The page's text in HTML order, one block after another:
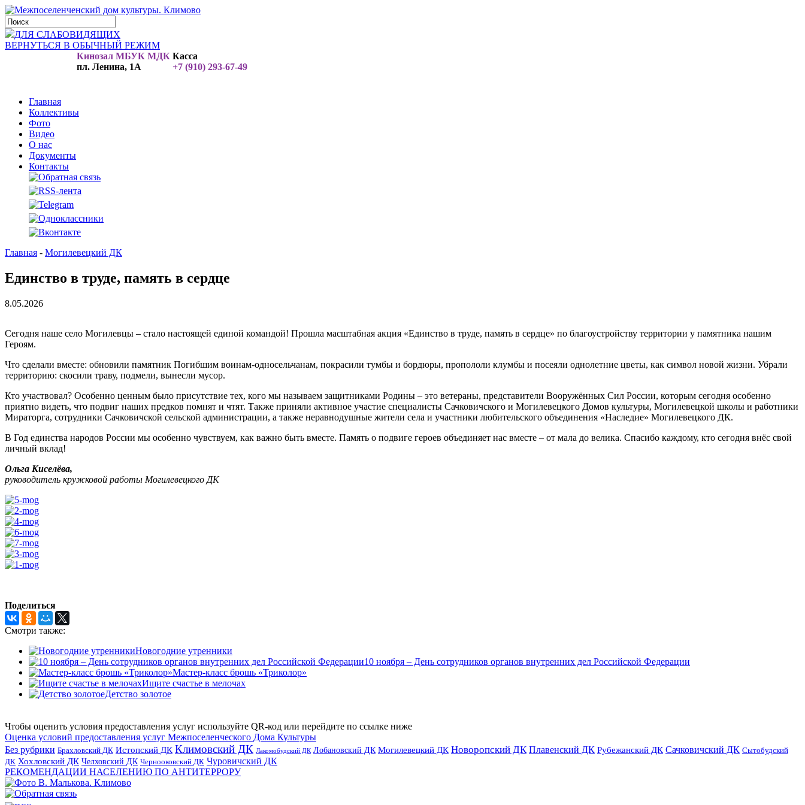
ДЛЯ СЛАБОВИДЯЩИХ
ВЕРНУТЬСЯ В ОБЫЧНЫЙ РЕЖИМ
Кинозал МБУК МДК
пл. Ленина, 1А
Касса
+7 (910) 293-67-49
Главная
Коллективы
Фото
Видео
О нас
Документы
Контакты
Главная - Могилевецкий ДК
Единство в труде, память в сердце
8.05.2026
Сегодня наше село Могилевцы – стало настоящей единой командой! Прошла масштабная акция «Единство в труде, память в сердце» по благоустройству территории у памятника нашим
Героям.
Что сделали вместе: обновили памятник Погибшим воинам-односельчанам, покрасили тумбы и бордюры, пропололи клумбы и посеяли однолетние цветы, как символ новой жизни. Убрали
территорию: скосили траву, подмели, вынесли мусор.
Кто участвовал? Особенно ценным было присутствие тех, кого мы называем защитниками Родины – это ветераны, представители Вооружённых Сил России, которым сегодня особенно
приятно видеть, что подвиг наших предков помнят и чтят. Также приняли активное участие специалисты Сачковичского и Могилевецкого Домов культуры, Могилевецкой школы и работники
Мираторга, сотрудники Сачковичской сельской администрации, а также неравнодушные жители села и участники любительского объединения «Наследие» Могилевецкого ДК.
В Год единства народов России мы особенно чувствуем, как важно быть вместе. Память о подвиге героев объединяет нас вместе – от мала до велика. Спасибо каждому, кто сегодня внёс свой
личный вклад!
Ольга Киселёва,
руководитель кружковой работы Могилевецкого ДК
Поделиться
Смотри также:
Новогодние утренники
10 ноября – День сотрудников органов внутренних дел Российской Федерации
Мастер-класс брошь «Триколор»
Ищите счастье в мелочах
Детство золотое
Чтобы оценить условия предоставления услуг используйте QR-код или перейдите по ссылке ниже
Оценка условий предоставления услуг Межпоселенческого Дома Культуры
Без рубрики Брахловский ДК Истопский ДК Климовский ДК Лакомобудский ДК Лобановский ДК Могилевецкий ДК Новоропский ДК Плавенский ДК Рубежанский ДК Сачковичский ДК Сытобудский
ДК Хохловский ДК Челховский ДК Чернооковский ДК Чуровичский ДК
РЕКОМЕНДАЦИИ НАСЕЛЕНИЮ ПО АНТИТЕРРОРУ